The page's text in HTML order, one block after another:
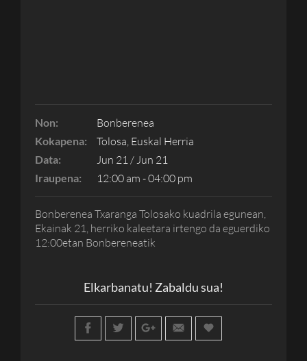
Non: Bonberenea
Kokapena: Tolosa, Euskal Herria
Data: Jun 21 / Jun 21
Iraupena: 12:00 am - 04:00 pm
Bonberenea Txaranga Tolosako kuadrila egunean,
Ekainak 21, herriko kaleetara irtengo da eguerdiko
12:00etan Bonbereneatik
Elkarbanatu! Zabaldu sua!